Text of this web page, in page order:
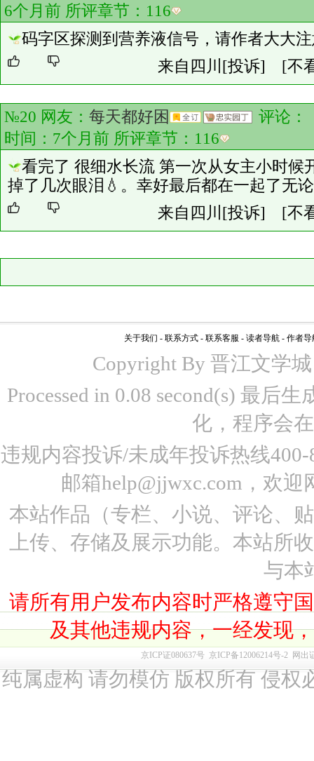
6个月前 所评章节： 116
码字区探测到营养液信号，请作者大大
来自四川 [投诉] [不
№20 网友： 每天都好困 评论：
时间：7个月前 所评章节： 116
看完了 很细水长流 第一次从女主小时候
掉了几次眼泪💧。幸好最后都在一起了无
来自四川 [投诉] [不
关于我们 - 联系方式 - 联系客服 - 读者导航 - 作者导
Copyright By 晋江文学
Processed in 0.08 second(s) 最后
化，程序会
违规内容投诉/未成年投诉热线
邮箱help@jjwxc.com，欢
本站作品（专栏、小说、评论、
上传、存储及展示功能。本站所
与本
请所有用户发布内容时严格遵守
及其他违规内容，一经发现
京ICP证080637号 京ICP备12006214号-2 网出
纯属虚构 请勿模仿 版权所有 侵权